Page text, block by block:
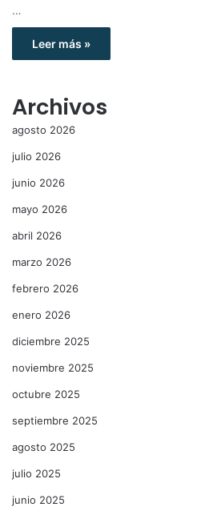
…
Leer más »
Archivos
agosto 2026
julio 2026
junio 2026
mayo 2026
abril 2026
marzo 2026
febrero 2026
enero 2026
diciembre 2025
noviembre 2025
octubre 2025
septiembre 2025
agosto 2025
julio 2025
junio 2025